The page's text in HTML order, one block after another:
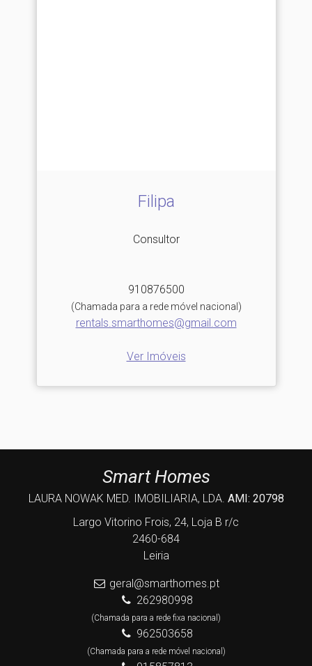
Filipa
Consultor
910876500
(Chamada para a rede móvel nacional)
rentals.smarthomes@gmail.com
Ver Imóveis
Smart Homes
LAURA NOWAK MED. IMOBILIARIA, LDA. AMI: 20798
Largo Vitorino Frois, 24, Loja B r/c
2460-684
Leiria
geral@smarthomes.pt
262980998
(Chamada para a rede fixa nacional)
962503658
(Chamada para a rede móvel nacional)